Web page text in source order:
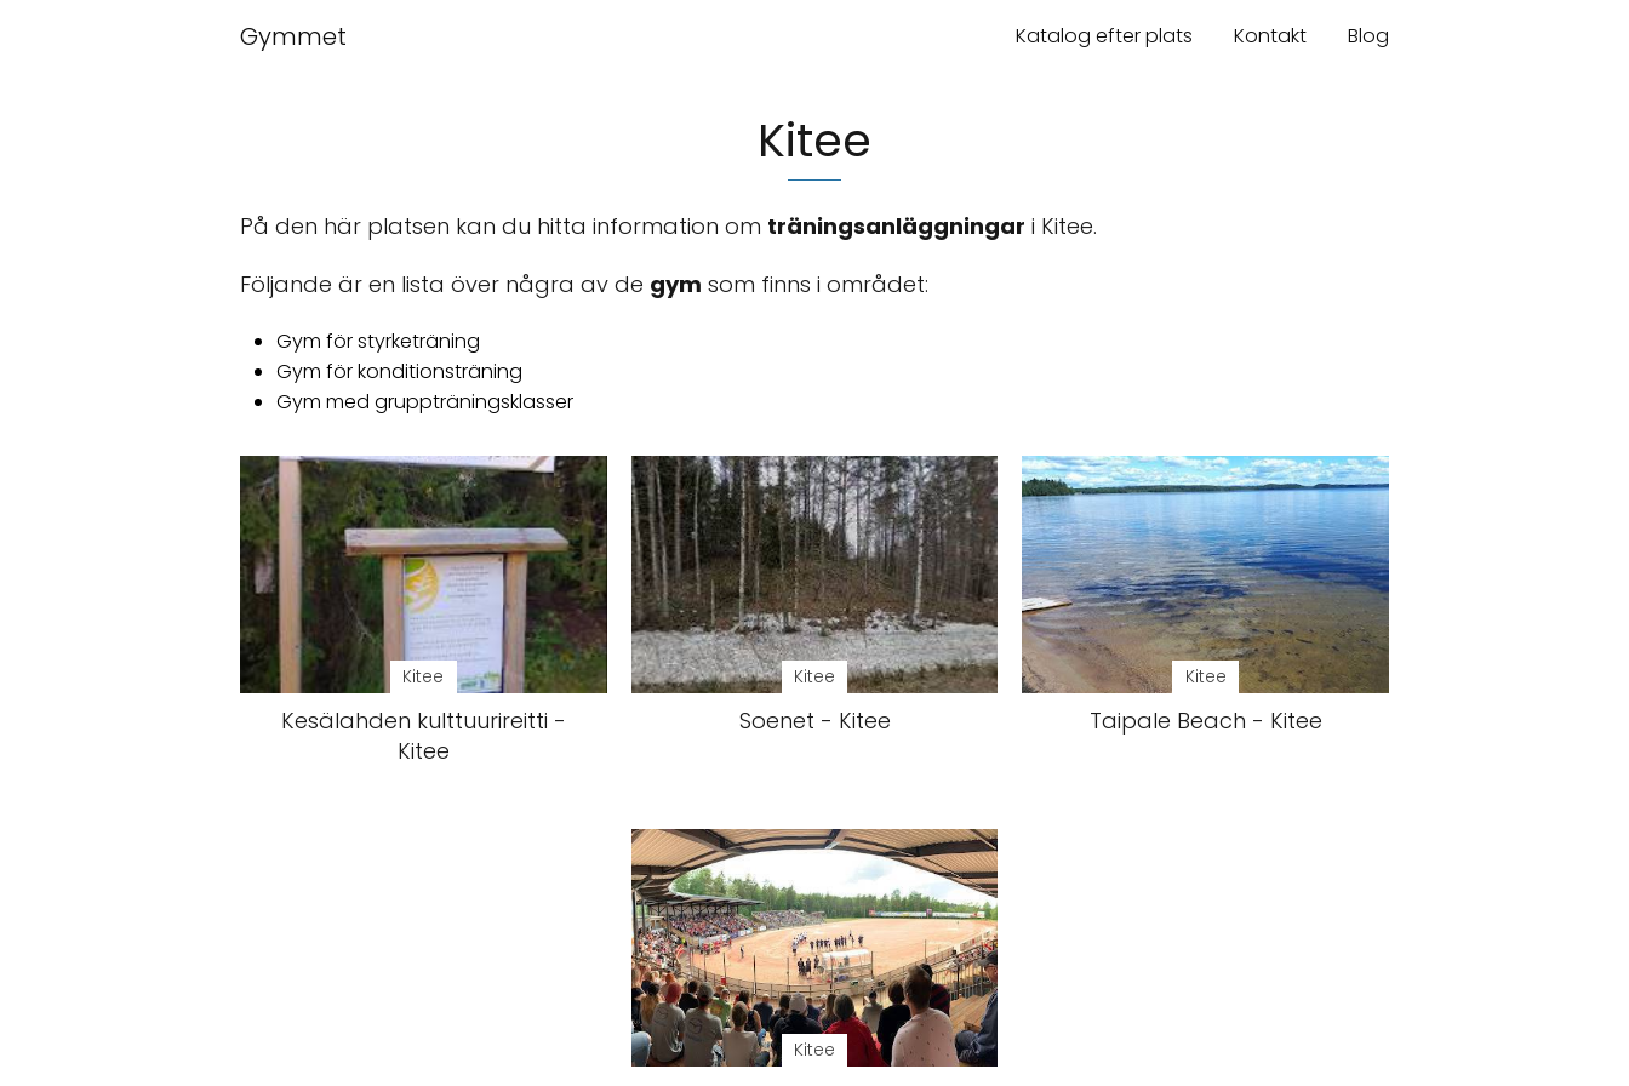
Gymmet Katalog efter plats Kontakt Blog
Kitee
På den här platsen kan du hitta information om träningsanläggningar i Kitee.
Följande är en lista över några av de gym som finns i området:
Gym för styrketräning
Gym för konditionsträning
Gym med gruppträningsklasser
Kitee
Kesälahden kulttuurireitti -
Kitee
Kitee
Soenet - Kitee
Kitee
Taipale Beach - Kitee
Kitee